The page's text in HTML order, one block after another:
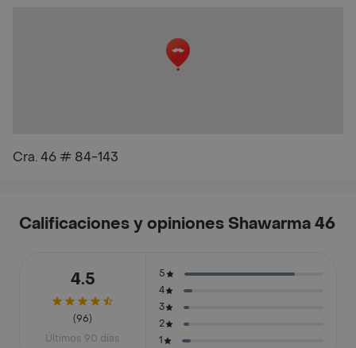
Cra. 46 # 84-143
Calificaciones y opiniones Shawarma 46
4.5
(96)
Últimos 90 días
5
4
3
2
1